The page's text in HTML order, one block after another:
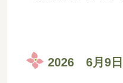
2026 6月9